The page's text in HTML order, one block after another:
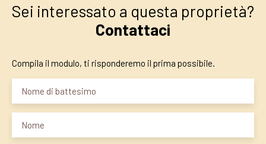
Sei interessato a questa proprietà?
Contattaci
Compila il modulo, ti risponderemo il prima possibile.
Nome di battesimo
Nome